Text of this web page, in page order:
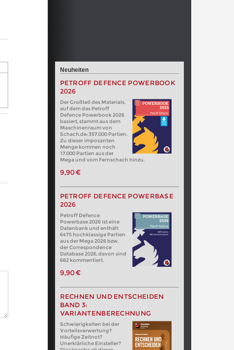
Neuheiten
PETROFF DEFENCE POWERBOOK
2026
Der Großteil des Materials,
auf dem das Petroff
Defence Powerbook 2026
basiert, stammt aus dem
Maschinenraum von
Schach.de: 357.000 Partien.
Zu dieser imposanten
Menge kommen noch
17.000 Partien aus der
Mega und vom Fernschach hinzu.
9,90 €
PETROFF DEFENCE POWERBASE
2026
Petroff Defence
Powerbase 2026 ist eine
Datenbank und enthält
6475 hochklassige Partien
aus der Mega 2026 bzw.
der Correspondence
Database 2026, davon sind
682 kommentiert.
9,90 €
RECHNEN UND ENTSCHEIDEN
BAND 3:
VARIANTENBERECHNUNG
Schwierigkeiten bei der
Vorteilsverwertung?
Häufige Zeitnot?
Unerklärliche Einsteller?